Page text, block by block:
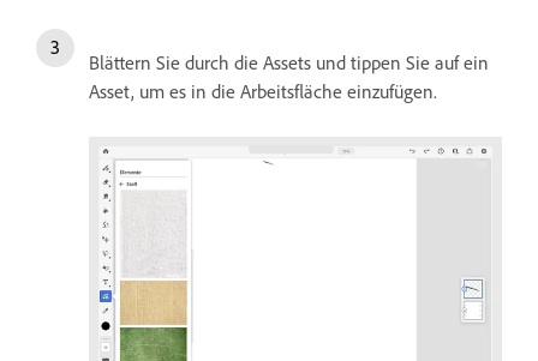
Blättern Sie durch die Assets und tippen Sie auf ein
Asset, um es in die Arbeitsfläche einzufügen.